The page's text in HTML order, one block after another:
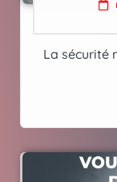
La sécurité